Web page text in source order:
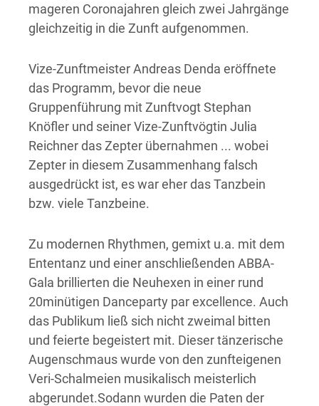
mageren Coronajahren gleich zwei Jahrgänge
gleichzeitig in die Zunft aufgenommen.
Vize-Zunftmeister Andreas Denda eröffnete
das Programm, bevor die neue
Gruppenführung mit Zunftvogt Stephan
Knöfler und seiner Vize-Zunftvögtin Julia
Reichner das Zepter übernahmen ... wobei
Zepter in diesem Zusammenhang falsch
ausgedrückt ist, es war eher das Tanzbein
bzw. viele Tanzbeine.
Zu modernen Rhythmen, gemixt u.a. mit dem
Ententanz und einer anschließenden ABBA-
Gala brillierten die Neuhexen in einer rund
20minütigen Danceparty par excellence. Auch
das Publikum ließ sich nicht zweimal bitten
und feierte begeistert mit. Dieser tänzerische
Augenschmaus wurde von den zunfteigenen
Veri-Schalmeien musikalisch meisterlich
abgerundet.Sodann wurden die Paten der